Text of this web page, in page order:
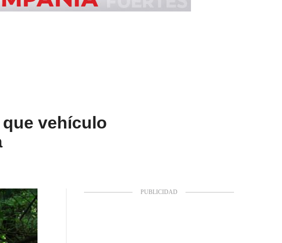
vehículo